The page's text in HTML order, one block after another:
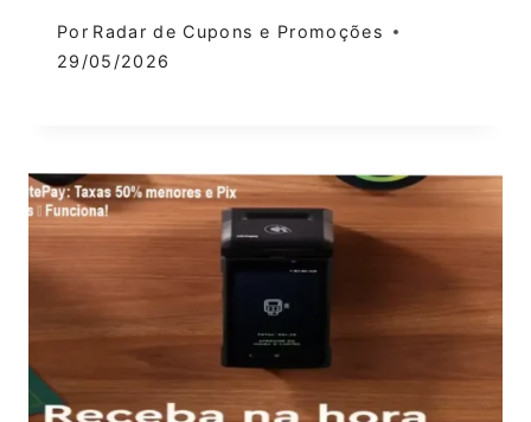
Por Radar de Cupons e Promoções
29/05/2026